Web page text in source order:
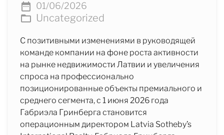
01/06/2026
Uncategorized
С позитивными изменениями в руководящей
команде компании на фоне роста активности
на рынке недвижимости Латвии и увеличения
спроса на профессионально
позиционированные объекты премиального и
среднего сегмента, с 1 июня 2026 года
Габриэла Гринберга становится
операционным директором Latvia Sotheby’s